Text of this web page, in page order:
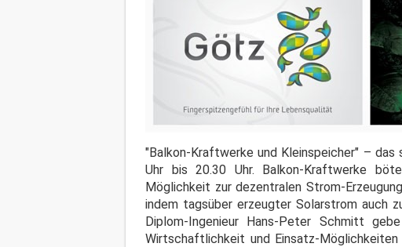
"Balkon-Kraftwerke und Kleinspeicher" – das
Uhr bis 20.30 Uhr. Balkon-Kraftwerke
Möglichkeit zur dezentralen Strom-
indem tagsüber erzeugter Solarstrom auch
Diplom-Ingenieur Hans-Peter Schmitt
Wirtschaftlichkeit und Einsatz-